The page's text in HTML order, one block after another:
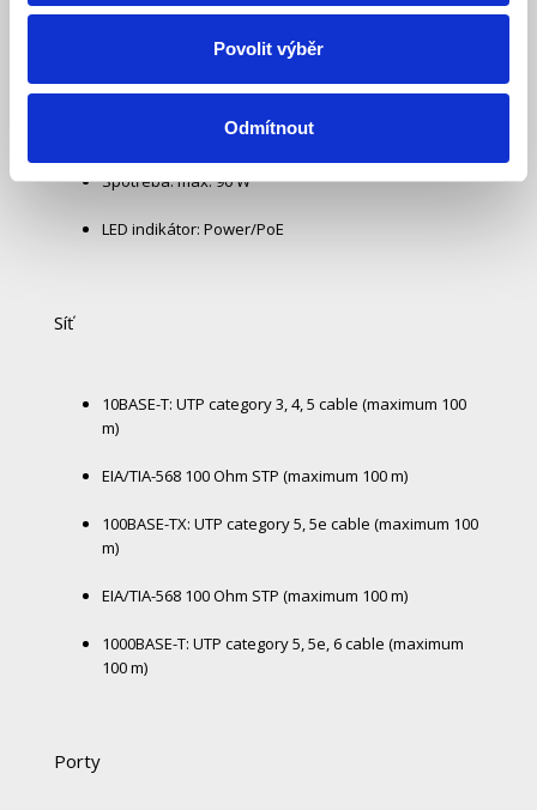
Povolit výběr
Odmítnout
Určení: PoE adaptér
Standardy a protokoly: IEEE802.3i, IEEE802.3u,
IEEE802.3ab, IEEE802.3af, IEEE802.3at, IEEE802.3bt
Napájení: 100–240 V, 50/60 Hz, 1,6 A
Spotřeba: max. 90 W
LED indikátor: Power/PoE
Síť
10BASE-T: UTP category 3, 4, 5 cable (maximum 100
m)
EIA/TIA-568 100 Ohm STP (maximum 100 m)
100BASE-TX: UTP category 5, 5e cable (maximum 100
m)
EIA/TIA-568 100 Ohm STP (maximum 100 m)
1000BASE-T: UTP category 5, 5e, 6 cable (maximum
100 m)
Porty